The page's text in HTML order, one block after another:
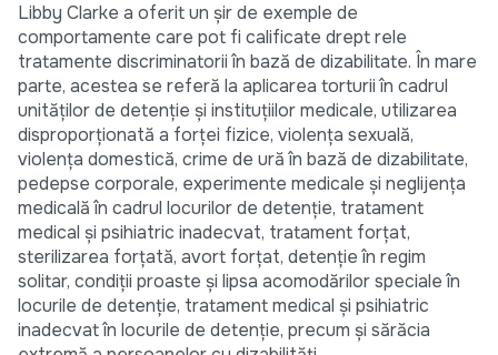
Libby Clarke a oferit un șir de exemple de
comportamente care pot fi calificate drept rele
tratamente discriminatorii în bază de dizabilitate. În mare
parte, acestea se referă la aplicarea torturii în cadrul
unităților de detenție și instituțiilor medicale, utilizarea
disproporționată a forței fizice, violența sexuală,
violența domestică, crime de ură în bază de dizabilitate,
pedepse corporale, experimente medicale și neglijența
medicală în cadrul locurilor de detenție, tratament
medical și psihiatric inadecvat, tratament forțat,
sterilizarea forțată, avort forțat, detenție în regim
solitar, condiții proaste și lipsa acomodărilor speciale în
locurile de detenție, tratament medical și psihiatric
inadecvat în locurile de detenție, precum și sărăcia